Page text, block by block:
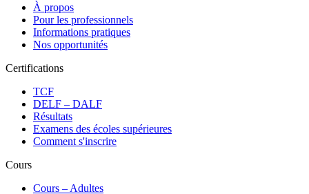
À propos
Pour les professionnels
Informations pratiques
Nos opportunités
Certifications
TCF
DELF – DALF
Résultats
Examens des écoles supérieures
Comment s'inscrire
Cours
Сours – Adultes